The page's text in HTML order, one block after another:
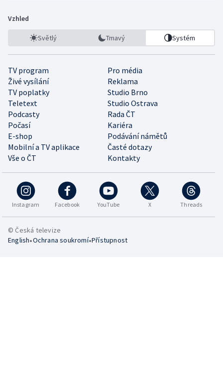
Vzhled
Světlý Tmavý Systém
TV program
Pro média
Živé vysílání
Reklama
TV poplatky
Studio Brno
Teletext
Studio Ostrava
Podcasty
Rada ČT
Počasí
Kariéra
E-shop
Podávání námětů
Mobilní a TV aplikace
Časté dotazy
Vše o ČT
Kontakty
Instagram Facebook YouTube X Threads
© Česká televize
English•Ochrana soukromí•Přístupnost